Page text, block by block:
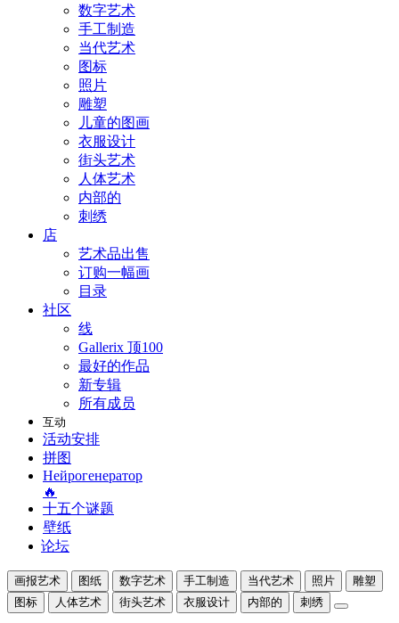
数字艺术
手工制造
当代艺术
图标
照片
雕塑
儿童的图画
衣服设计
街头艺术
人体艺术
内部的
刺绣
店
艺术品出售
订购一幅画
目录
社区
线
Gallerix 顶100
最好的作品
新专辑
所有成员
互动
活动安排
拼图
Нейрогенератор
🔥
十五个谜题
壁纸
论坛
画报艺术 图纸 数字艺术 手工制造 当代艺术 照片
雕塑
图标
人体艺术 街头艺术 衣服设计 内部的 刺绣